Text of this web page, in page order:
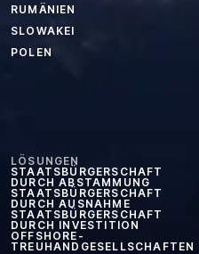
RUMÄNIEN
SLOWAKEI
POLEN
LÖSUNGEN
STAATSBÜRGERSCHAFT
DURCH ABSTAMMUNG
STAATSBÜRGERSCHAFT
DURCH AUSNAHME
STAATSBÜRGERSCHAFT
DURCH INVESTITION
OFFSHORE-
TREUHANDGESELLSCHAFTEN